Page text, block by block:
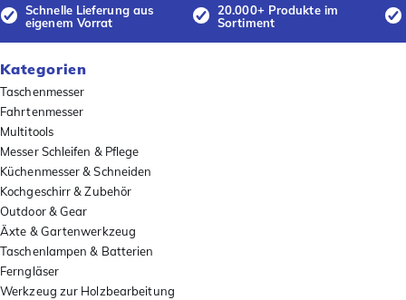
Schnelle Lieferung aus
eigenem Vorrat
20.000+ Produkte im
Sortiment
Kategorien
Taschenmesser
Fahrtenmesser
Multitools
Messer Schleifen & Pflege
Küchenmesser & Schneiden
Kochgeschirr & Zubehör
Outdoor & Gear
Äxte & Gartenwerkzeug
Taschenlampen & Batterien
Ferngläser
Werkzeug zur Holzbearbeitung